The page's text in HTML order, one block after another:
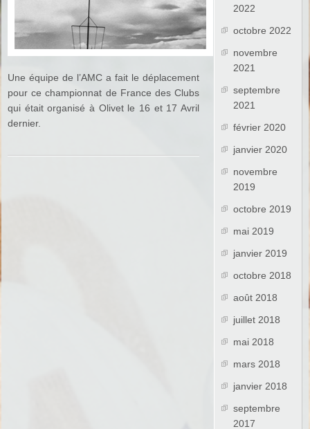
Une équipe de l’AMC a fait le déplacement
pour ce championnat de France des Clubs
qui était organisé à Olivet le 16 et 17 Avril
dernier.
2022
octobre 2022
novembre
2021
septembre
2021
février 2020
janvier 2020
novembre
2019
octobre 2019
mai 2019
janvier 2019
octobre 2018
août 2018
juillet 2018
mai 2018
mars 2018
janvier 2018
septembre
2017